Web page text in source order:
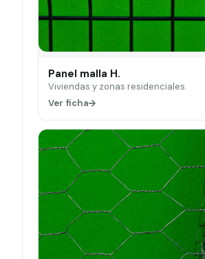
Panel malla H.
Viviendas y zonas residenciales.
Ver ficha